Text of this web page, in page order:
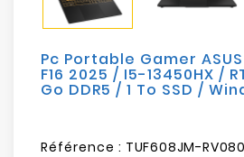
Loisirs
Pc Portable Gamer
F16 2025 / I5-13450HX /
Go DDR5 / 1 To SSD /
Référence : TUF608JM-